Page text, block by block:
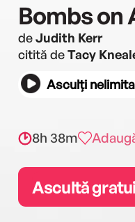
Bombs on
deJudith Kerr
citită deTacy
Asculți
8h 38m
Ascultă